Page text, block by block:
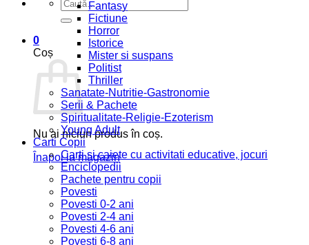
după:
0
Coș
Nu ai niciun produs în coș.
Înapoi la magazin
Fantasy
Fictiune
Horror
Istorice
Mister si suspans
Politist
Thriller
Sanatate-Nutritie-Gastronomie
Serii & Pachete
Spiritualitate-Religie-Ezoterism
Young Adult
Carti Copii
Carti si caiete cu activitati educative, jocuri
Enciclopedii
Pachete pentru copii
Povesti
Povesti 0-2 ani
Povesti 2-4 ani
Povesti 4-6 ani
Povesti 6-8 ani